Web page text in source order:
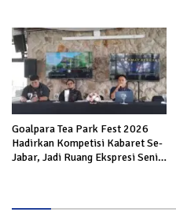
Goalpara Tea Park Fest 2026
Hadirkan Kompetisi Kabaret Se-
Jabar, Jadi Ruang Ekspresi Seni